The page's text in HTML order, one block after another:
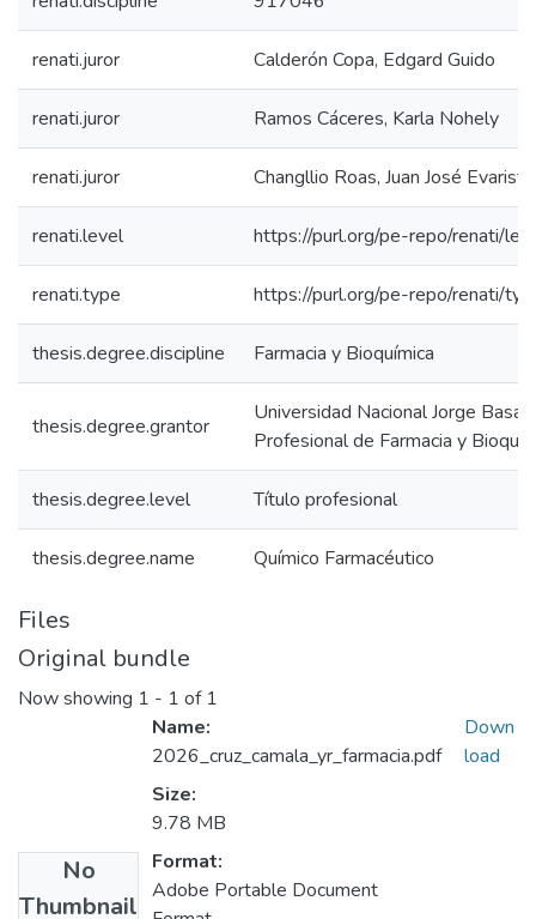
renati.juror Calderón Copa, Edgard Guido
renati.juror Ramos Cáceres, Karla Nohely
renati.juror Changllio Roas, Juan José Evaristo
renati.level https://purl.org/pe-repo/renati/
renati.type https://purl.org/pe-repo/renati/
thesis.degree.discipline Farmacia y Bioquímica
thesis.degree.grantor
Universidad Nacional Jorge
Profesional de Farmacia y
thesis.degree.level Título profesional
thesis.degree.name Químico Farmacéutico
Files
Original bundle
Now showing 1 - 1 of 1
No
Thumbnail
Name:
2026_cruz_camala_yr_farmacia.pdf
Size:
9.78 MB
Format:
Adobe Portable Document
Down
load